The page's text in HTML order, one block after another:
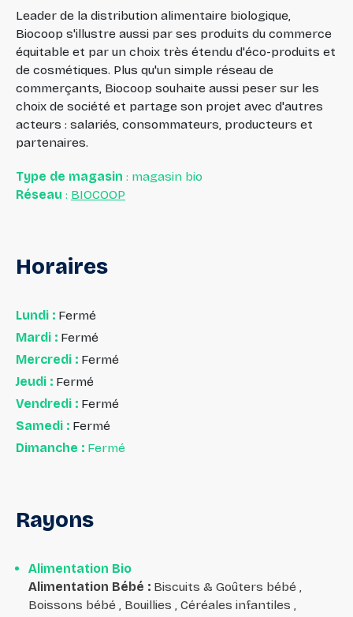
Leader de la distribution alimentaire biologique,
Biocoop s'illustre aussi par ses produits du commerce
équitable et par un choix très étendu d'éco-produits et
de cosmétiques. Plus qu'un simple réseau de
commerçants, Biocoop souhaite aussi peser sur les
choix de société et partage son projet avec d'autres
acteurs : salariés, consommateurs, producteurs et
partenaires.
Type de magasin : magasin bio
Réseau : BIOCOOP
Horaires
Lundi : Fermé
Mardi : Fermé
Mercredi : Fermé
Jeudi : Fermé
Vendredi : Fermé
Samedi : Fermé
Dimanche : Fermé
Rayons
Alimentation Bio
Alimentation Bébé : Biscuits & Goûters bébé ,
Boissons bébé , Bouillies , Céréales infantiles ,